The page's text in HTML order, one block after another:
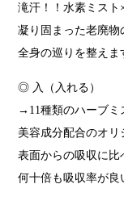
滝汗！！水素ミス
凝り固まった老廃物
全身の巡りを整えま
◎ 入（入れる）
→11種類のハーブミ
美容成分配合のオリ
表面からの吸収に比
何十倍も吸収率が良